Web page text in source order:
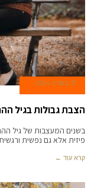
31 במרץ 2024
הצבת גבולות בגיל
בשנים המעצבות של גיל
פיזית אלא גם נפשית
קרא עוד ←